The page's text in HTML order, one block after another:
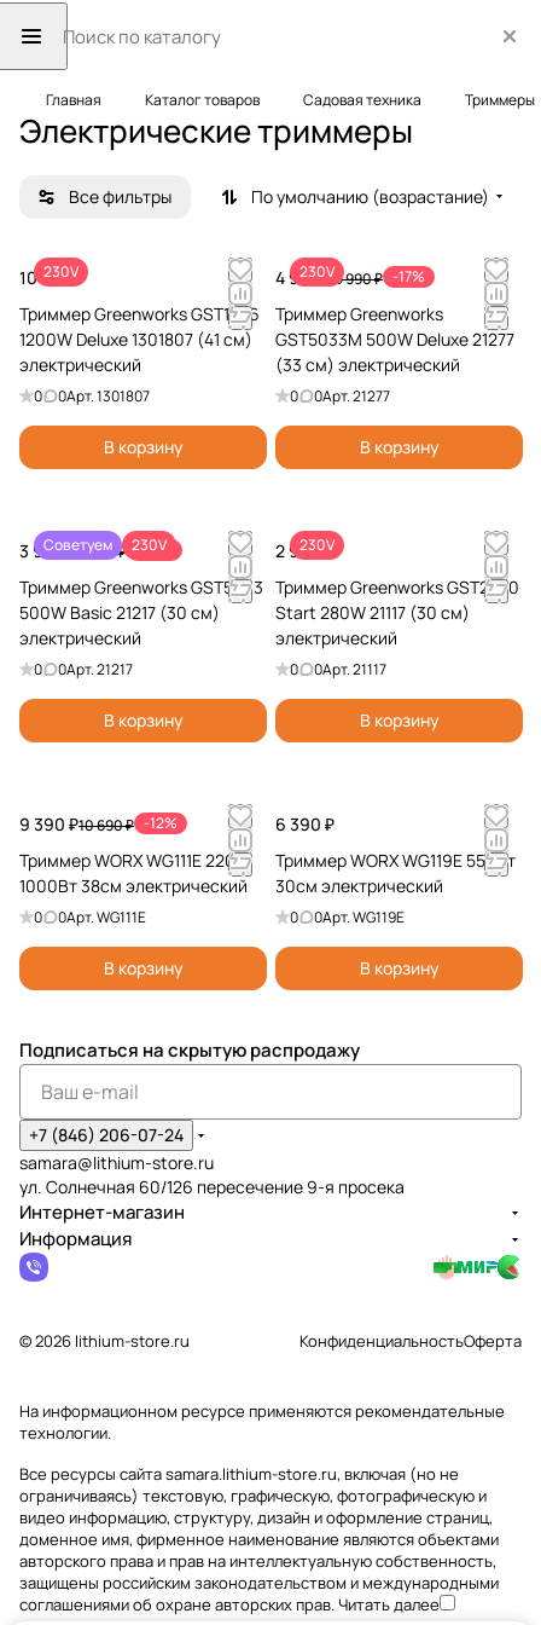
Главная Каталог товаров Садовая техника Триммеры
Электрические триммеры
Все фильтры По умолчанию (возрастание)
230V
10 990 ₽
Триммер Greenworks GST1246
1200W Deluxe 1301807 (41 см)
электрический
0 0Арт.1301807
В корзину
230V
4 990 ₽5 990 ₽ -17%
Триммер Greenworks
GST5033M 500W Deluxe 21277
(33 см) электрический
0 0Арт.21277
В корзину
Советуем 230V
3 990 ₽5 990 ₽ -33%
Триммер Greenworks GST5033
500W Basic 21217 (30 см)
электрический
0 0Арт.21217
В корзину
230V
2 990 ₽
Триммер Greenworks GST2830
Start 280W 21117 (30 см)
электрический
0 0Арт.21117
В корзину
9 390 ₽10 690 ₽ -12%
Триммер WORX WG111E 220V
1000Вт 38см электрический
0 0Арт.WG111E
В корзину
6 390 ₽
Триммер WORX WG119E 550Вт
30см электрический
0 0Арт.WG119E
В корзину
Подписаться на скрытую распродажу
+7 (846) 206-07-24
samara@lithium-store.ru
ул. Солнечная 60/126 пересечение 9-я просека
Интернет-магазин
Информация
© 2026 lithium-store.ru КонфиденциальностьОферта
На информационном ресурсе применяютсярекомендательные
технологии.
Все ресурсы сайта samara.lithium-store.ru, включая (но не
ограничиваясь) текстовую, графическую, фотографическую и
видео информацию, структуру, дизайн и оформление страниц,
доменное имя, фирменное наименование являются объектами
авторского права и прав на интеллектуальную собственность,
защищены российским законодательством и международными
соглашениями об охране авторских прав.Читать далее